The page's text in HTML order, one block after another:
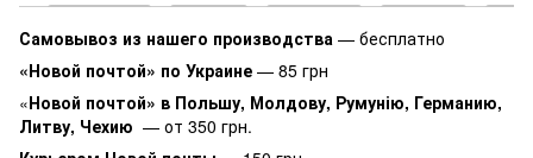
Самовывоз из нашего производства — бесплатно
«Новой почтой» по Украине — 85 грн
«Новой почтой» в Польшу, Молдову, Румунію, Германию,
Литву, Чехию — от 350 грн.